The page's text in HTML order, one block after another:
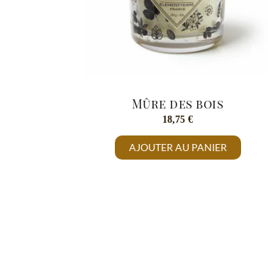
Mûre des bois
18,75 €
AJOUTER AU PANIER